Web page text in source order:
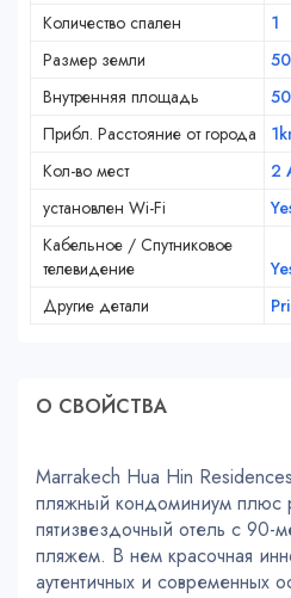
Количество спален
1
Размер земли
Внутренняя площадь
Прибл. Расстояние от города
Кол-во мест
2
установлен Wi-Fi
Кабельное / Спутниковое
телевидение
Другие детали
О СВОЙСТВA
Marrakech Hua Hin
пляжный кондоминиум плюс
пятизвездочный отель с 90-
пляжем. В нем красочная
аутентичных и современных